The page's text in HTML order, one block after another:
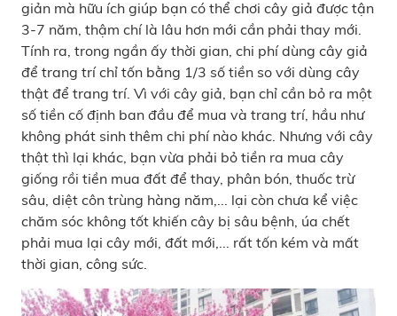
giản mà hữu ích giúp bạn có thể chơi cây giả được tận
3-7 năm, thậm chí là lâu hơn mới cần phải thay mới.
Tính ra, trong ngần ấy thời gian, chi phí dùng cây giả
để trang trí chỉ tốn bằng 1/3 số tiền so với dùng cây
thật để trang trí. Vì với cây giả, bạn chỉ cần bỏ ra một
số tiền cố định ban đầu để mua và trang trí, hầu như
không phát sinh thêm chi phí nào khác. Nhưng với cây
thật thì lại khác, bạn vừa phải bỏ tiền ra mua cây
giống rồi tiền mua đất để thay, phân bón, thuốc trừ
sâu, diệt côn trùng hàng năm,... lại còn chưa kể việc
chăm sóc không tốt khiến cây bị sâu bệnh, úa chết
phải mua lại cây mới, đất mới,... rất tốn kém và mất
thời gian, công sức.